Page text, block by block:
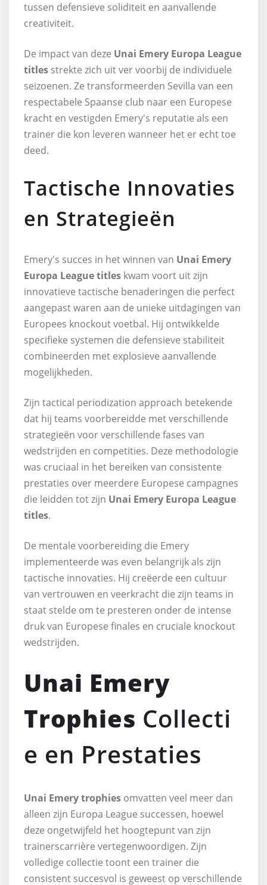
tussen defensieve soliditeit en aanvallende
creativiteit.
De impact van deze Unai Emery Europa League
titles strekte zich uit ver voorbij de individuele
seizoenen. Ze transformeerden Sevilla van een
respectabele Spaanse club naar een Europese
kracht en vestigden Emery's reputatie als een
trainer die kon leveren wanneer het er echt toe
deed.
Tactische Innovaties
en Strategieën
Emery's succes in het winnen van Unai Emery
Europa League titles kwam voort uit zijn
innovatieve tactische benaderingen die perfect
aangepast waren aan de unieke uitdagingen van
Europees knockout voetbal. Hij ontwikkelde
specifieke systemen die defensieve stabiliteit
combineerden met explosieve aanvallende
mogelijkheden.
Zijn tactical periodization approach betekende
dat hij teams voorbereidde met verschillende
strategieën voor verschillende fases van
wedstrijden en competities. Deze methodologie
was cruciaal in het bereiken van consistente
prestaties over meerdere Europese campagnes
die leidden tot zijn Unai Emery Europa League
titles.
De mentale voorbereiding die Emery
implementeerde was even belangrijk als zijn
tactische innovaties. Hij creëerde een cultuur
van vertrouwen en veerkracht die zijn teams in
staat stelde om te presteren onder de intense
druk van Europese finales en cruciale knockout
wedstrijden.
Unai Emery
Trophies Collecti
e en Prestaties
Unai Emery trophies omvatten veel meer dan
alleen zijn Europa League successen, hoewel
deze ongetwijfeld het hoogtepunt van zijn
trainerscarrière vertegenwoordigen. Zijn
volledige collectie toont een trainer die
consistent succesvol is geweest op verschillende